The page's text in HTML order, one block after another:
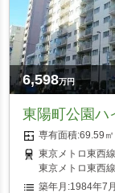
6,598万円
東陽町公園ハ
69.59
東京メトロ東西
東京メトロ東西
1984年7